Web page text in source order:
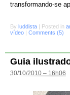
transformando-se
By luddista | Posted in
vídeo | Comments (5)
Guia
30/10/2010 – 16h06